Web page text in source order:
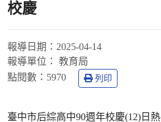
校慶
報導日期： 2025-04-14
報導單位：
教育局
點閱數： 5970 列印
臺中市后綜高中90週年校慶(12)日